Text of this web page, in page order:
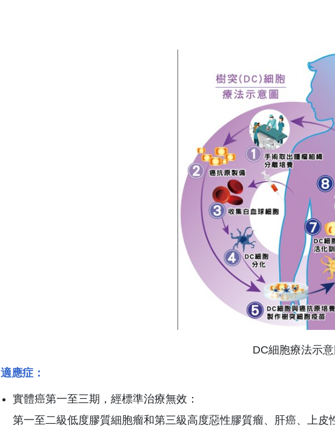
DC細胞療法示
適應症：
實體癌第一至三期，經標準治療無效：
第一至二級低度膠質細胞瘤和第三級高度惡性膠質瘤、肝癌、上